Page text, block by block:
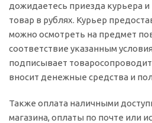
дожидаетесь приезда курьера и
товар в рублях. Курьер
можно осмотреть на предмет
соответствие указанным
подписывает
вносит денежные средства и
Также оплата наличными
магазина, оплаты по почте или